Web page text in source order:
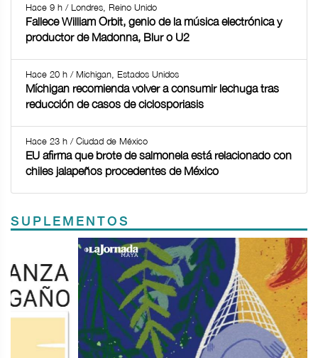
Hace 9 h / Londres, Reino Unido
Fallece William Orbit, genio de la música electrónica y
productor de Madonna, Blur o U2
Hace 20 h / Michigan, Estados Unidos
Míchigan recomienda volver a consumir lechuga tras
reducción de casos de ciclosporiasis
Hace 23 h / Ciudad de México
EU afirma que brote de salmonela está relacionado con
chiles jalapeños procedentes de México
SUPLEMENTOS